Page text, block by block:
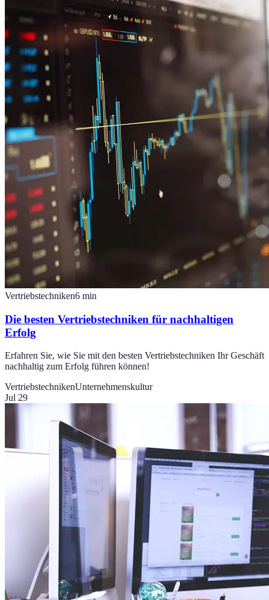
Vertriebstechniken6 min
Die besten Vertriebstechniken für nachhaltigen
Erfolg
Erfahren Sie, wie Sie mit den besten Vertriebstechniken Ihr Geschäft
nachhaltig zum Erfolg führen können!
VertriebstechnikenUnternehmenskultur
Jul 29